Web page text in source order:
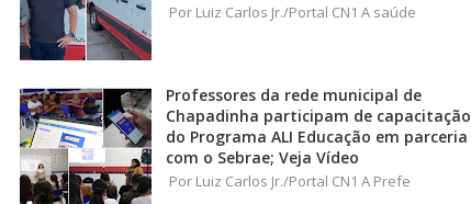
Por Luiz Carlos Jr./Portal CN1 A saúde
Professores da rede municipal de
Chapadinha participam de capacitação
do Programa ALI Educação em parceria
com o Sebrae; Veja Vídeo
Por Luiz Carlos Jr./Portal CN1 A Prefe